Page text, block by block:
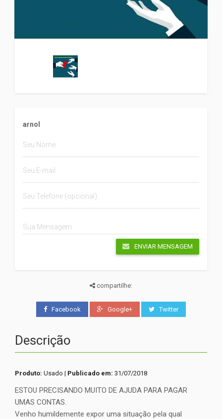
arnol
ENVIAR MENSAGEM
compartilhe:
Facebook Google+ Twitter
Descrição
Produto: Usado | Publicado em: 31/07/2018
ESTOU PRECISANDO MUITO DE AJUDA PARA PAGAR
UMAS CONTAS.
Venho humildemente expor uma situação pela qual